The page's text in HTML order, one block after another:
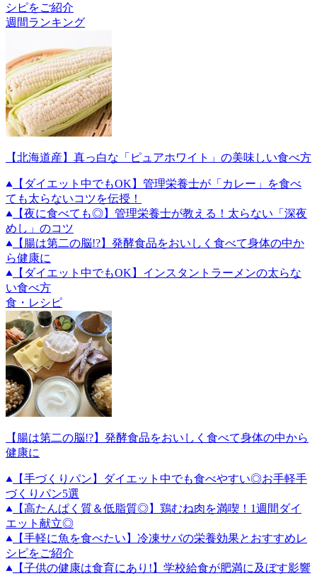
シピをご紹介
週間ランキング
【北海道産】真っ白な「ピュアホワイト」の美味しい食べ方
【ダイエット中でもOK】管理栄養士が「カレー」を食べ
ても太らないコツを伝授！
【夜に食べても◎】管理栄養士が教える！太らない「深夜
めし」のコツ
【腸は第二の脳!?】発酵食品をおいしく食べて身体の中か
ら健康に
【ダイエット中でもOK】インスタントラーメンの太らな
い食べ方
食・レシピ
【腸は第二の脳!?】発酵食品をおいしく食べて身体の中から
健康に
【手づくりパン】ダイエット中でも食べやすい◎お手軽手
づくりパン5選
【高たんぱく質＆低脂質◎】鶏むね肉を満喫！1週間ダイ
エット献立◎
【手軽に魚を食べたい】冷凍サバの栄養効果とおすすめレ
シピをご紹介
【子供の健康は食育にあり!】学校給食が肥満に及ぼす影響